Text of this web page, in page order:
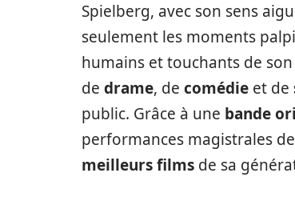
Spielberg, avec son sens
seulement les moments
humains et touchants de
de drame, de comédie et de
public. Grâce à une bande
performances magistrales
meilleurs films de sa